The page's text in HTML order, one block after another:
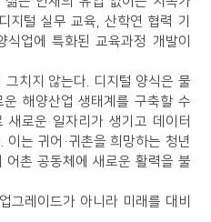
지털 실무 교육, 산학연 협력 기
업에 특화된 교육과정 개발이
치지 않는다. 디지털 양식은 물
해양산업 생태계를 구축할 수
새로운 일자리가 생기고 데이터
이는 귀어·귀촌을 희망하는 청년
어촌 공동체에 새로운 활력을 불
그레이드가 아니라 미래를 대비